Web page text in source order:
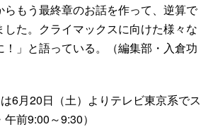
もう最終章のお話を作って、逆算で
した。クライマックスに向けた様々な
」と語っている。（編集部・入倉功
6月20日（土）よりテレビ東京系でス
前9:00～9:30）